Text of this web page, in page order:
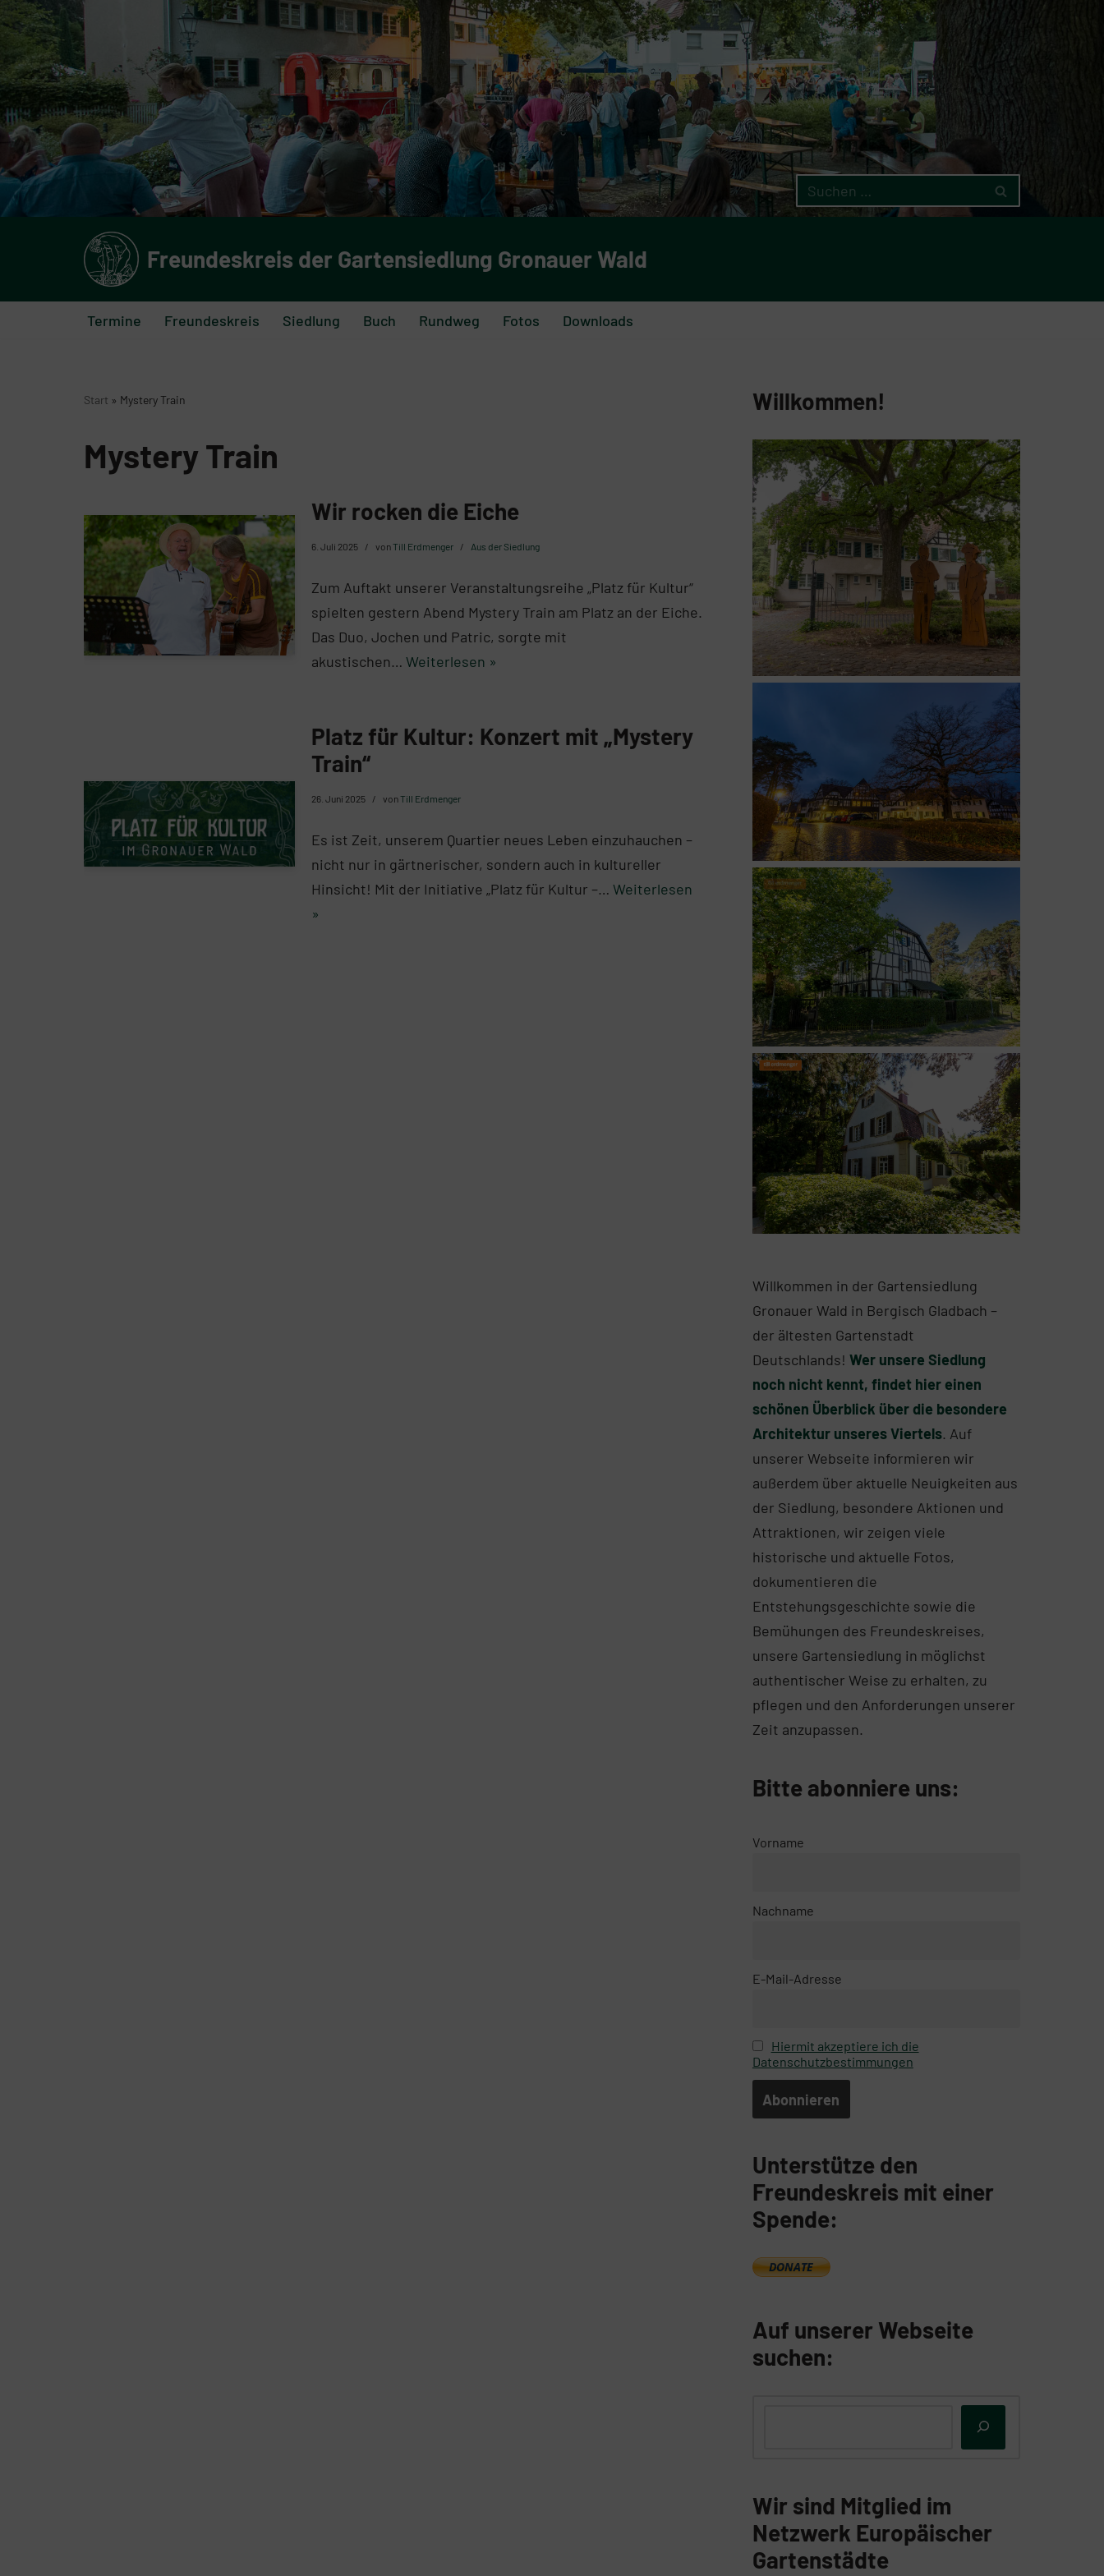
Zum
Inhalt
springen
Freundeskreis der Gartensiedlung Gronauer Wald
Termine Freundeskreis Siedlung Buch Rundweg Fotos Downloads
Start » Mystery Train
Mystery Train
Wir rocken die Eiche
6. Juli 2025 vonTill Erdmenger Aus der Siedlung
Zum Auftakt unserer Veranstaltungsreihe „Platz für Kultur“
spielten gestern Abend Mystery Train am Platz an der Eiche.
Das Duo, Jochen und Patric, sorgte mit
akustischen… Weiterlesen »
Platz für Kultur: Konzert mit „Mystery
Train“
26. Juni 2025 vonTill Erdmenger
Es ist Zeit, unserem Quartier neues Leben einzuhauchen –
nicht nur in gärtnerischer, sondern auch in kultureller
Hinsicht! Mit der Initiative „Platz für Kultur –… Weiterlesen
»
Willkommen!
Willkommen in der Gartensiedlung
Gronauer Wald in Bergisch Gladbach –
der ältesten Gartenstadt
Deutschlands! Wer unsere Siedlung
noch nicht kennt, findet hier einen
schönen Überblick über die besondere
Architektur unseres Viertels. Auf
unserer Webseite informieren wir
außerdem über aktuelle Neuigkeiten aus
der Siedlung, besondere Aktionen und
Attraktionen, wir zeigen viele
historische und aktuelle Fotos,
dokumentieren die
Entstehungsgeschichte sowie die
Bemühungen des Freundeskreises,
unsere Gartensiedlung in möglichst
authentischer Weise zu erhalten, zu
pflegen und den Anforderungen unserer
Zeit anzupassen.
Bitte abonniere uns:
Vorname
Nachname
E-Mail-Adresse
Hiermit akzeptiere ich die
Datenschutzbestimmungen
Unterstütze den
Freundeskreis mit einer
Spende:
Auf unserer Webseite
suchen:
Wir sind Mitglied im
Netzwerk Europäischer
Gartenstädte